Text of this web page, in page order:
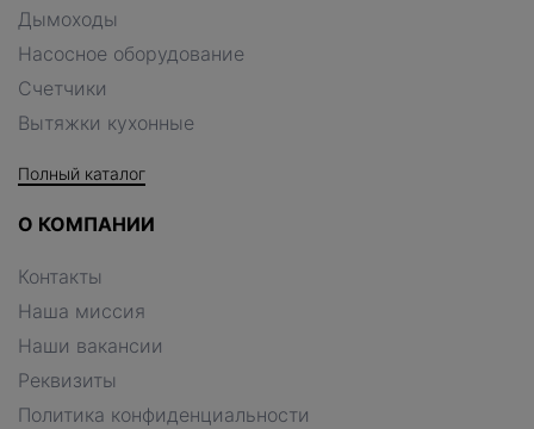
Дымоходы
Насосное оборудование
Счетчики
Вытяжки кухонные
Полный каталог
О КОМПАНИИ
Контакты
Наша миссия
Наши вакансии
Реквизиты
Политика конфиденциальности